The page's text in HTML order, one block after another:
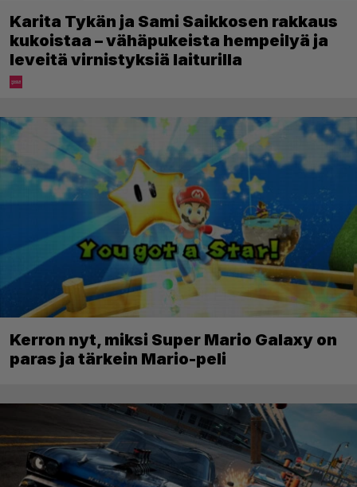
Karita Tykän ja Sami Saikkosen rakkaus
kukoistaa – vähäpukeista hempeilyä ja
leveitä virnistyksiä laiturilla
Kerron nyt, miksi Super Mario Galaxy on
paras ja tärkein Mario-peli